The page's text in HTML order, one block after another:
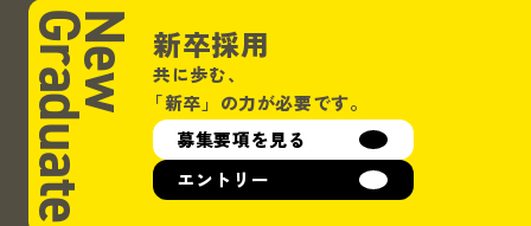
New
Graduate 新卒採用
共に歩む、
「新卒」 の力が必要です。
募集要項を見る
エントリー